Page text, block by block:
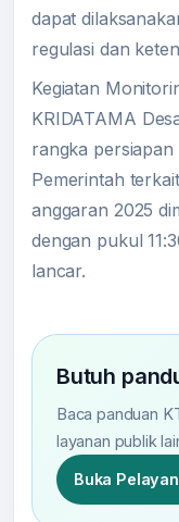
dapat
regulasi dan
Kegiatan
KRIDATAMA
rangka
Pemerintah
anggaran 2025
dengan pukul
lancar.
Butuh
Baca panduan
layanan publik
Buka